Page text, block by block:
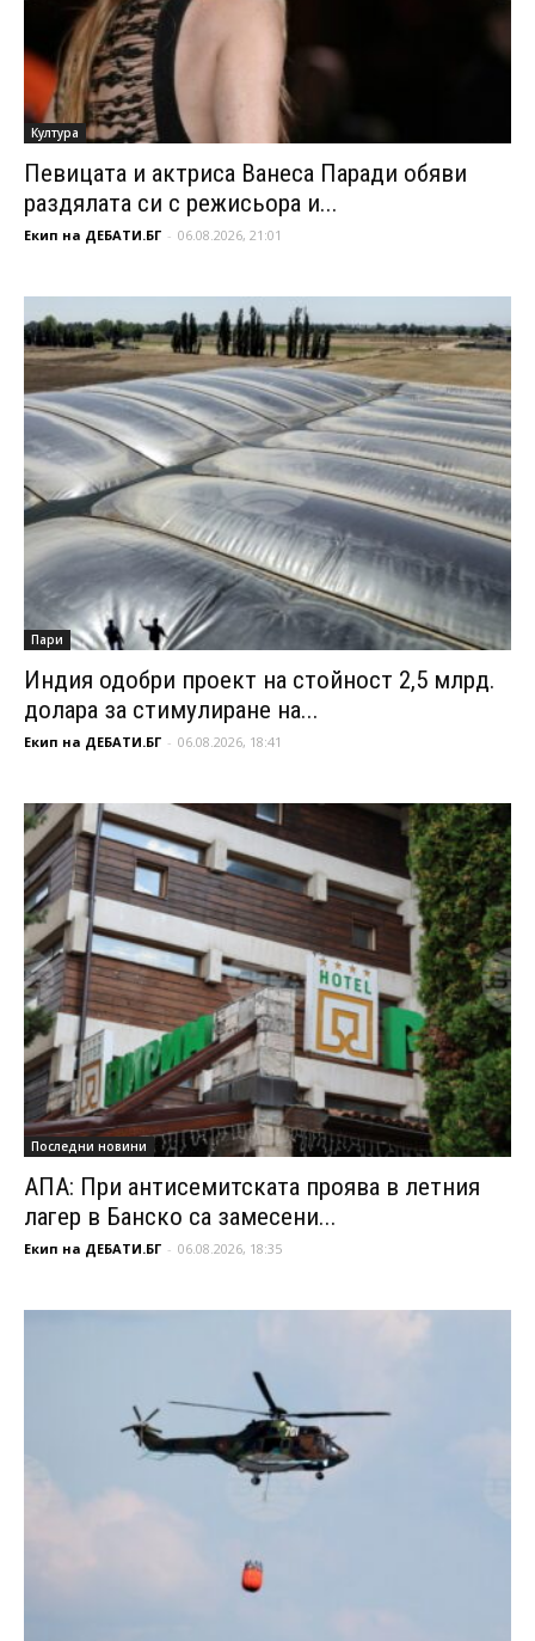
Култура
Певицата и актриса Ванеса Паради обяви
раздялата си с режисьора и...
Екип на ДЕБАТИ.БГ - 06.08.2026, 21:01
Пари
Индия одобри проект на стойност 2,5 млрд.
долара за стимулиране на...
Екип на ДЕБАТИ.БГ - 06.08.2026, 18:41
Последни новини
АПА: При антисемитската проява в летния
лагер в Банско са замесени...
Екип на ДЕБАТИ.БГ - 06.08.2026, 18:35